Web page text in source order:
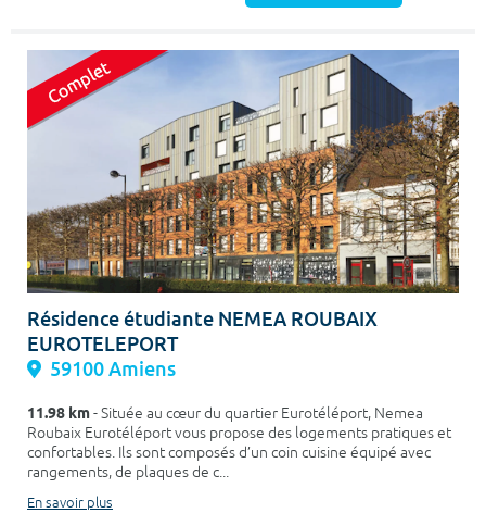
Résidence étudiante NEMEA ROUBAIX
EUROTELEPORT
59100 Amiens
11.98 km- Située au cœur du quartier Eurotéléport, Nemea
Roubaix Eurotéléport vous propose des logements pratiques et
confortables. Ils sont composés d’un coin cuisine équipé avec
rangements, de plaques de c...
En savoir plus